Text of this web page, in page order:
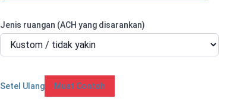
Jenis ruangan (ACH yang disarankan)
Setel Ulang Muat Contoh